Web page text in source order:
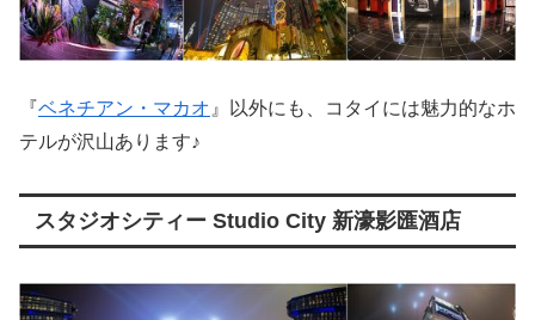
『ベネチアン・マカオ 』以外にも、コタイには魅力的なホ
テルが沢山あります♪
スタジオシティー Studio City 新濠影匯酒店